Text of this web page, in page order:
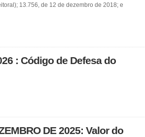
13.756, de 12 de dezembro de 2018; e
: Código de Defesa do
DE 2025: Valor do